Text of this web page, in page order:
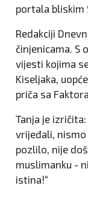
portala bliskim
Redakciji
činjenicama. S
vijesti kojima
Kiseljaka,
priča sa
Tanja je
vrijeđali,
pozlilo, nije
muslimanku -
istina!“